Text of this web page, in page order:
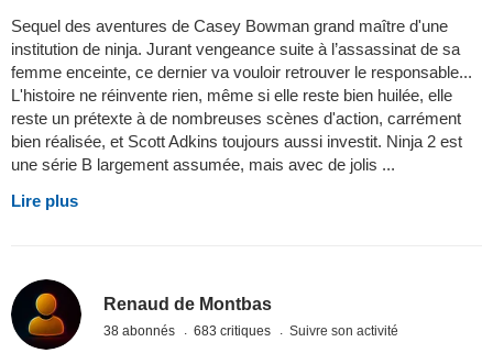
Sequel des aventures de Casey Bowman grand maître d'une
institution de ninja. Jurant vengeance suite à l’assassinat de sa
femme enceinte, ce dernier va vouloir retrouver le responsable...
L'histoire ne réinvente rien, même si elle reste bien huilée, elle
reste un prétexte à de nombreuses scènes d'action, carrément
bien réalisée, et Scott Adkins toujours aussi investit. Ninja 2 est
une série B largement assumée, mais avec de jolis ...
Lire plus
Renaud de Montbas
38 abonnés 683 critiques Suivre son activité